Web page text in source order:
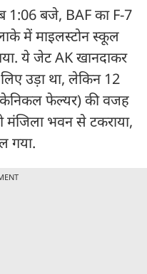
1:06 बजे, BAF का F-7
में माइलस्टोन स्कूल
ये जेट AK खानदाकर
उड़ा था, लेकिन 12
फेल्यर) की वजह
भवन से टकराया,
गया.